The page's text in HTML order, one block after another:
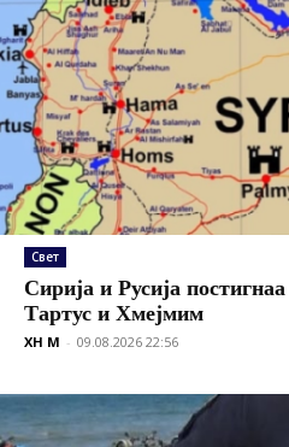
Свет
Сирија и Русија
Тартус и Хмејмим
XH M - 09.08.2026 22:56